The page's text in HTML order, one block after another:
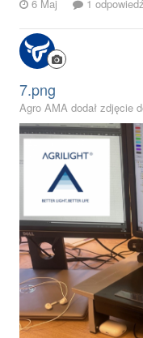
6 Maj
1 odpowiedź
7.png
Agro AMA dodał zdjęcie